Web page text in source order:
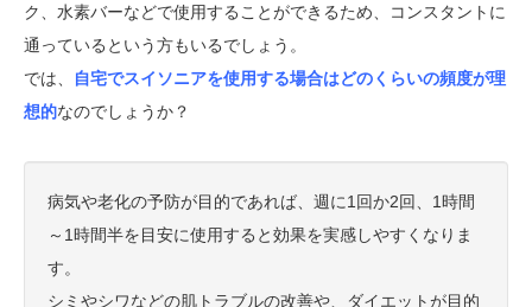
ク、水素バーなどで使用することができるため、コンスタントに
通っているという方もいるでしょう。
では、
自宅でスイソニアを使用する場合はどのくらいの頻度が理
想的なのでしょうか？
病気や老化の予防が目的であれば、週に1回か2回、1時間
～1時間半を目安に使用すると効果を実感しやすくなりま
す。
シミやシワなどの肌トラブルの改善や、ダイエットが目的